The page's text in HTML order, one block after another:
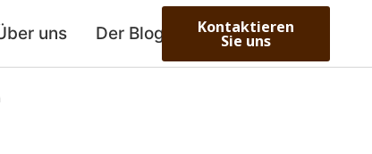
uns Der Blog Kontaktieren
Sie uns